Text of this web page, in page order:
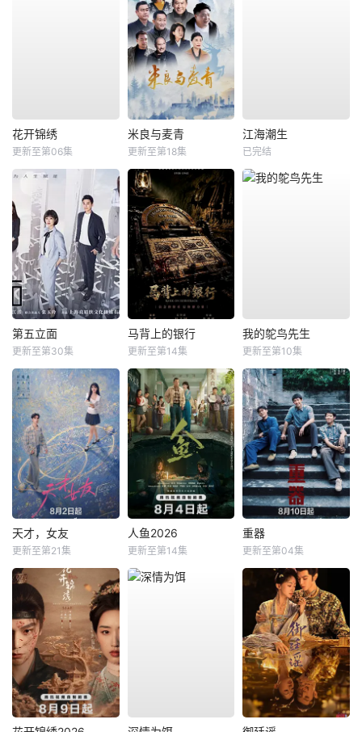
花开锦绣
更新至第06集
米良与麦青
更新至第18集
江海潮生
已完结
第五立面
更新至第30集
马背上的银行
更新至第14集
我的鸵鸟先生
更新至第10集
天才，女友
更新至第21集
人鱼2026
更新至第14集
重器
更新至第04集